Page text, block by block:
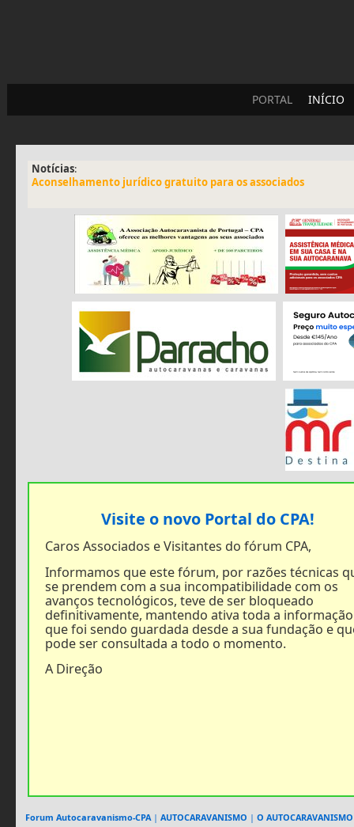
PORTAL INÍCIO
Notícias:
Aconselhamento jurídico gratuito para os associados
Visite o novo Portal do CPA!
Caros Associados e Visitantes do fórum CPA,
Informamos que este fórum, por razões técnicas
se prendem com a sua incompatibilidade com os
avanços tecnológicos, teve de ser bloqueado
definitivamente, mantendo ativa toda a informação
que foi sendo guardada desde a sua fundação e
pode ser consultada a todo o momento.
A Direção
Forum Autocaravanismo-CPA| AUTOCARAVANISMO | O AUTOCARAVANISMO